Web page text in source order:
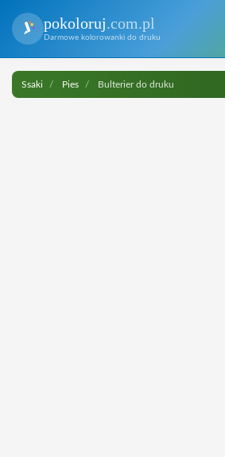
pokoloruj.com.pl
Darmowe kolorowanki do druku
Ssaki Pies Bulterier do druku